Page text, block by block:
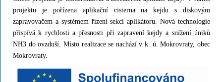
projektu je pořízena aplikační cisterna na kejdu s diskovým
zapravovačem a systémem řízení sekcí aplikátoru. Nová technologie
přispívá k rychlosti a přesnosti při zapravení kejdy a snížení úniků
NH3 do ovzduší. Místo realizace se nachází v k. ú. Mokrovraty, obec
Mokrovraty.